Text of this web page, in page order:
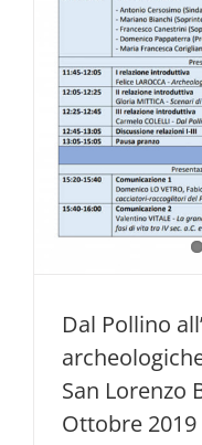
Dal Pollino
San Lorenzo
Ottobre 2019